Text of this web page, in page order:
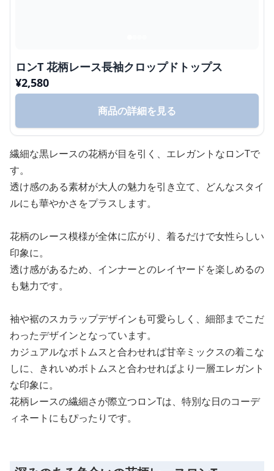
ロンT 花柄レース長袖クロップドトップス
¥2,580
商品の詳細を見る
繊細な黒レースの花柄が目を引く、エレガントなロンTで
す。
透け感のある素材が大人の魅力を引き立て、どんなスタイ
ルにも華やかさをプラスします。
花柄のレース模様が全体に広がり、着るだけで女性らしい
印象に。
透け感があるため、インナーとのレイヤードを楽しめるの
も魅力です。
袖や裾のスカラップデザインも可愛らしく、細部までこだ
わったデザインとなっています。
カジュアルなボトムスと合わせれば甘辛ミックスの着こな
しに、きれいめボトムスと合わせればより一層エレガント
な印象に。
花柄レースの繊細さが際立つロンTは、特別な日のコーデ
ィネートにもぴったりです。